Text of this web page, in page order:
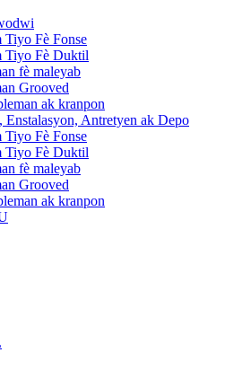
Tiyo Fè Fonse
Tiyo Fè Duktil
fè maleyab
Grooved
ak kranpon
Enstalasyon, Antretyen ak Depo
Tiyo Fè Fonse
Tiyo Fè Duktil
fè maleyab
Grooved
ak kranpon